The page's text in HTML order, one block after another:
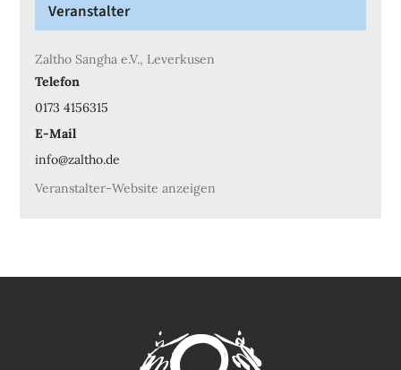
Veranstalter
Zaltho Sangha e.V., Leverkusen
Telefon
0173 4156315
E-Mail
info@zaltho.de
Veranstalter-Website anzeigen